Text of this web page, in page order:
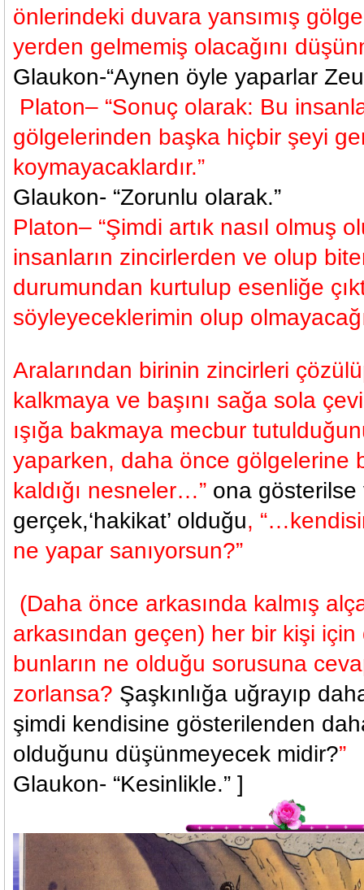
önlerindeki duvara yansımış
yerden gelmemiş olacağını
Glaukon-“Aynen öyle yaparlar
Platon– “Sonuç olarak: Bu
gölgelerinden başka hiçbir şeyi
koymayacaklardır.”
Glaukon- “Zorunlu olarak.”
Platon– “Şimdi artık nasıl olmuş
insanların zincirlerden ve olup
durumundan kurtulup esenliğe
söyleyeceklerimin olup
Aralarından birinin zincirleri
kalkmaya ve başını sağa sola
ışığa bakmaya mecbur
yaparken, daha önce gölgelerine
kaldığı nesneler…” ona
gerçek,‘hakikat’ olduğu,
ne yapar sanıyorsun?”
(Daha önce arkasında kalmış
arkasından geçen) her bir kişi
bunların ne olduğu sorusuna
zorlansa? Şaşkınlığa uğrayıp
şimdi kendisine gösterilenden
olduğunu düşünmeyecek midir?”
Glaukon- “Kesinlikle.” ]